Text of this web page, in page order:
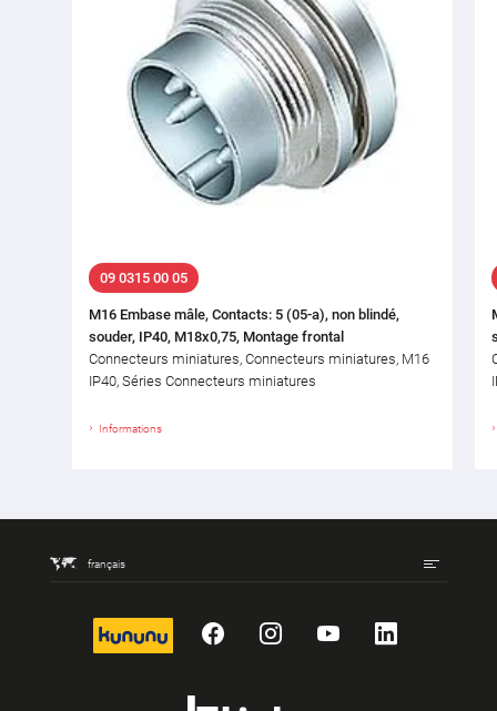
09 0315 00 05
M16 Embase mâle, Contacts: 5 (05-a), non blindé,
souder, IP40, M18x0,75, Montage frontal
Connecteurs miniatures, Connecteurs miniatures, M16
IP40, Séries Connecteurs miniatures
Informations
français
kununu FacebookInstagram
YouTube